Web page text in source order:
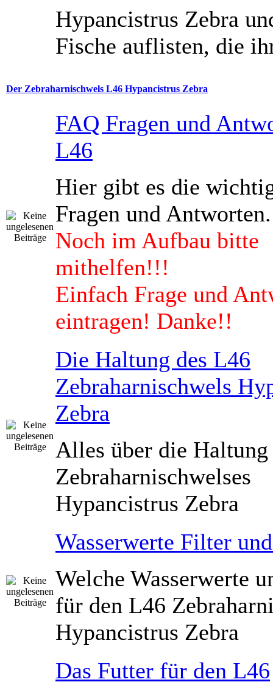
Hypancistrus Zebra
Fische auflisten, die
Der Zebraharnischwels L46 Hypancistrus Zebra
FAQ Fragen und
L46
Hier gibt es die
Fragen und Antworten.
Noch im Aufbau bitte
mithelfen!!!
Einfach Frage und
eintragen! Danke!!
Die Haltung des L46
Zebraharnischwels
Zebra
Alles über die Haltung
Zebraharnischwelses
Hypancistrus Zebra
Wasserwerte Filter
Welche Wasserwerte
für den L46
Hypancistrus Zebra
Das Futter für den L46